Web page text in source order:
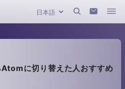
に切り替えた人おすすめ